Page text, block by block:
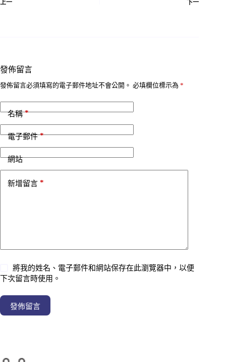
上一 下一
發佈留言
發佈留言必須填寫的電子郵件地址不會公開。 必填欄位標示為 *
名稱*
電子郵件*
網站
新增留言 *
將我的姓名、電子郵件和網站保存在此瀏覽器中，以便
下次留言時使用。
發佈留言